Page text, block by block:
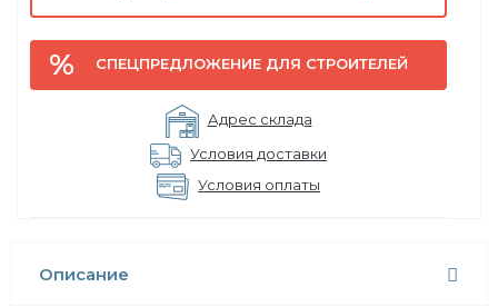
СПЕЦПРЕДЛОЖЕНИЕ ДЛЯ СТРОИТЕЛЕЙ
Адрес склада
Условия доставки
Условия оплаты
Описание